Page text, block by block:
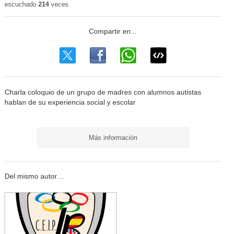
escuchado 214veces
Charla coloquio de un grupo de madres con alumnos autistas
hablan de su experiencia social y escolar
Más información
Del mismo autor…